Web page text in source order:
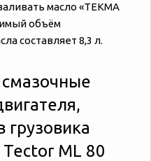
масло «TEKMA
объём
составляет 8,3 л.
грузовика
Tector ML 80